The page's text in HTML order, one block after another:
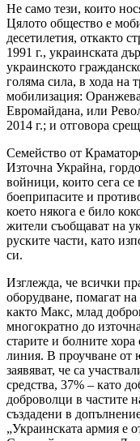
Не само тези, които
Цялото общество е
десетилетия, откакто
1991 г., украинската
украинското
голяма сила, в хода на
мобилизация:
Евромайдана, или
2014 г.; и отговора
Семейство от
Източна Украйна,
войници, които сега
боеприпасите и
което някога е било
жители съобщават на
руските части, като
си.
Изглежда, че всички
оборудване, помагат
както Макс, млад
многократно до
старите и болните
линия. В проучване от
заявяват, че са
средства, 37% – като
доброволци в частите
създадени в
„Украинската армия е